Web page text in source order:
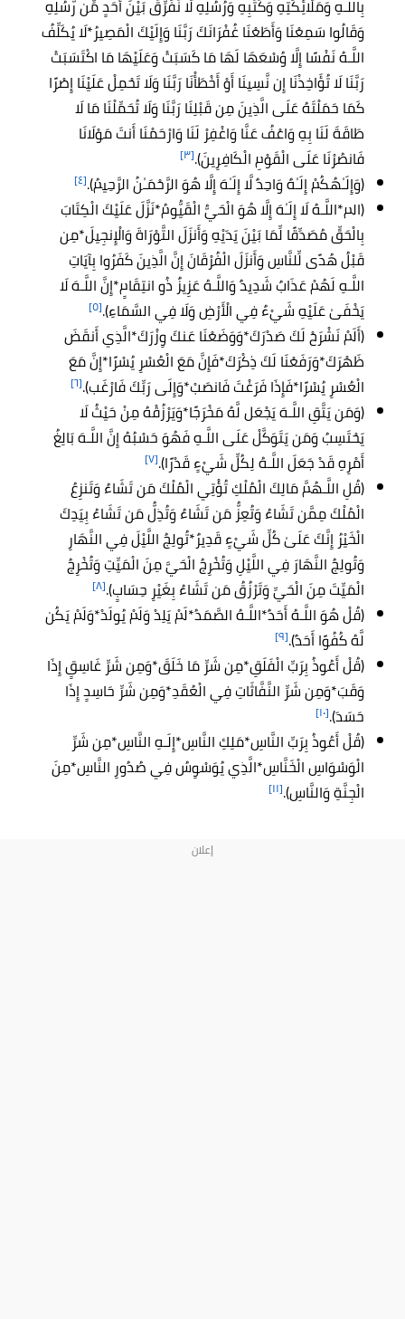
بِاللَّـهِ وَمَلَائِكَتِهِ وَكُتُبِهِ وَرُسُلِهِ لَا نُفَرِّقُ بَيْنَ أَحَدٍ مِّن رُّسُلِهِ
وَقَالُوا سَمِعْنَا وَأَطَعْنَا غُفْرَانَكَ رَبَّنَا وَإِلَيْكَ الْمَصِيرُ*لَا يُكَلِّفُ
اللَّـهُ نَفْسًا إِلَّا وُسْعَهَا لَهَا مَا كَسَبَتْ وَعَلَيْهَا مَا اكْتَسَبَتْ
رَبَّنَا لَا تُؤَاخِذْنَا إِن نَّسِينَا أَوْ أَخْطَأْنَا رَبَّنَا وَلَا تَحْمِلْ عَلَيْنَا إِصْرًا
كَمَا حَمَلْتَهُ عَلَى الَّذِينَ مِن قَبْلِنَا رَبَّنَا وَلَا تُحَمِّلْنَا مَا لَا
طَاقَةَ لَنَا بِهِ وَاعْفُ عَنَّا وَاغْفِرْ لَنَا وَارْحَمْنَا أَنتَ مَوْلَانَا
فَانصُرْنَا عَلَى الْقَوْمِ الْكَافِرِينَ).[٣]
(وَإِلَـٰهُكُمْ إِلَـٰهٌ وَاحِدٌ لَّا إِلَـٰهَ إِلَّا هُوَ الرَّحْمَـٰنُ الرَّحِيمُ).[٤]
(الم*اللَّـهُ لَا إِلَـٰهَ إِلَّا هُوَ الْحَيُّ الْقَيُّومُ*نَزَّلَ عَلَيْكَ الْكِتَابَ
بِالْحَقِّ مُصَدِّقًا لِّمَا بَيْنَ يَدَيْهِ وَأَنزَلَ التَّوْرَاةَ وَالْإِنجِيلَ*مِن
قَبْلُ هُدًى لِّلنَّاسِ وَأَنزَلَ الْفُرْقَانَ إِنَّ الَّذِينَ كَفَرُوا بِآيَاتِ
اللَّـهِ لَهُمْ عَذَابٌ شَدِيدٌ وَاللَّـهُ عَزِيزٌ ذُو انتِقَامٍ*إِنَّ اللَّـهَ لَا
يَخْفَىٰ عَلَيْهِ شَيْءٌ فِي الْأَرْضِ وَلَا فِي السَّمَاءِ).[٥]
(أَلَمْ نَشْرَحْ لَكَ صَدْرَكَ*وَوَضَعْنَا عَنكَ وِزْرَكَ*الَّذِي أَنقَضَ
ظَهْرَكَ*وَرَفَعْنَا لَكَ ذِكْرَكَ*فَإِنَّ مَعَ الْعُسْرِ يُسْرًا*إِنَّ مَعَ
الْعُسْرِ يُسْرًا*فَإِذَا فَرَغْتَ فَانصَبْ*وَإِلَى رَبِّكَ فَارْغَب).[٦]
(وَمَن يَتَّقِ اللَّـهَ يَجْعَل لَّهُ مَخْرَجًا*وَيَرْزُقْهُ مِنْ حَيْثُ لَا
يَحْتَسِبُ وَمَن يَتَوَكَّلْ عَلَى اللَّـهِ فَهُوَ حَسْبُهُ إِنَّ اللَّـهَ بَالِغُ
أَمْرِهِ قَدْ جَعَلَ اللَّـهُ لِكُلِّ شَيْءٍ قَدْرًا).[٧]
(قُلِ اللَّـهُمَّ مَالِكَ الْمُلْكِ تُؤْتِي الْمُلْكَ مَن تَشَاءُ وَتَنزِعُ
الْمُلْكَ مِمَّن تَشَاءُ وَتُعِزُّ مَن تَشَاءُ وَتُذِلُّ مَن تَشَاءُ بِيَدِكَ
الْخَيْرُ إِنَّكَ عَلَىٰ كُلِّ شَيْءٍ قَدِيرٌ*تُولِجُ اللَّيْلَ فِي النَّهَارِ
وَتُولِجُ النَّهَارَ فِي اللَّيْلِ وَتُخْرِجُ الْحَيَّ مِنَ الْمَيِّتِ وَتُخْرِجُ
الْمَيِّتَ مِنَ الْحَيِّ وَتَرْزُقُ مَن تَشَاءُ بِغَيْرِ حِسَابٍ).[٨]
(قُلْ هُوَ اللَّـهُ أَحَدٌ*اللَّـهُ الصَّمَدُ*لَمْ يَلِدْ وَلَمْ يُولَدْ*وَلَمْ يَكُن
لَّهُ كُفُوًا أَحَدٌ).[٩]
(قُلْ أَعُوذُ بِرَبِّ الْفَلَقِ*مِن شَرِّ مَا خَلَقَ*وَمِن شَرِّ غَاسِقٍ إِذَا
وَقَبَ*وَمِن شَرِّ النَّفَّاثَاتِ فِي الْعُقَدِ*وَمِن شَرِّ حَاسِدٍ إِذَا
حَسَدَ).[١٠]
(قُلْ أَعُوذُ بِرَبِّ النَّاسِ*مَلِكِ النَّاسِ*إِلَـهِ النَّاسِ*مِن شَرِّ
الْوَسْوَاسِ الْخَنَّاسِ*الَّذِي يُوَسْوِسُ فِي صُدُورِ النَّاسِ*مِنَ
الْجِنَّةِ وَالنَّاسِ).[١١]